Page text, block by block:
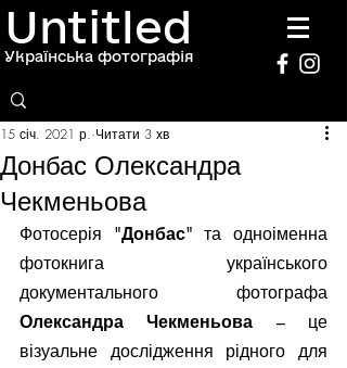
Untitled
Українська фотографія
Донбас Олександра
Чекменьова
15 січ. 2021 р. Читати 3 хв
Фотосерія "Донбас" та одноіменна
фотокнига українського
Олександра Чекменьова – це
візуальне дослідження рідного для